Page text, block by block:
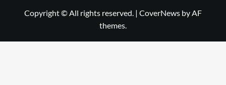
Copyright © All rights reserved. | CoverNews by AF
themes.